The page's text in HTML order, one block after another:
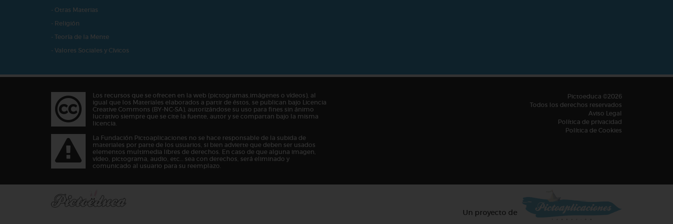
- Otras Materias
- Religión
- Teoría de la Mente
- Valores Sociales y Cívicos
Los recursos que se ofrecen en la web (pictogramas,imágenes o vídeos), al
igual que los Materiales elaborados a partir de éstos, se publican bajo Licencia
Creative Commons (BY-NC-SA), autorizándose su uso para fines sin ánimo
lucrativo siempre que se cite la fuente, autor y se compartan bajo la misma
licencia.
La Fundación Pictoaplicaciones no se hace responsable de la subida de
materiales por parte de los usuarios, si bien advierte que deben ser usados
elementos multimedia libres de derechos. En caso de que alguna imagen,
vídeo, pictograma, audio, etc… sea con derechos, será eliminado y
comunicado al usuario para su reemplazo.
Pictoeduca ©2026
Todos los derechos reservados
Aviso Legal
Política de privacidad
Política de Cookies
Un proyecto de